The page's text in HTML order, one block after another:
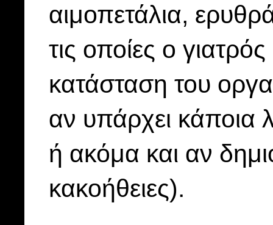
αιμοπετάλια,
τις οποίες ο
κατάσταση του
αν υπάρχει κάποια
ή ακόμα και αν
κακοήθειες).